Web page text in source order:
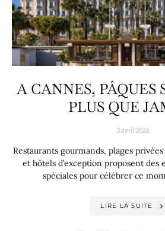
A CANNES, PÂQUES
PLUS QUE
3 avril 2026
Restaurants gourmands, plages
et hôtels d’exception proposent des
spéciales pour célébrer ce
LIRE LA SUITE